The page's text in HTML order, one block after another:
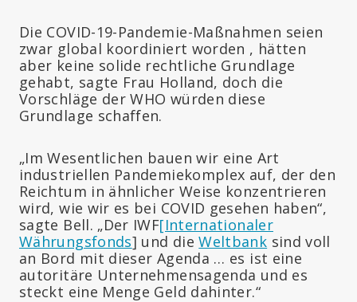
Die COVID-19-Pandemie-Maßnahmen seien
zwar global koordiniert worden , hätten
aber keine solide rechtliche Grundlage
gehabt, sagte Frau Holland, doch die
Vorschläge der WHO würden diese
Grundlage schaffen.
„Im Wesentlichen bauen wir eine Art
industriellen Pandemiekomplex auf, der den
Reichtum in ähnlicher Weise konzentrieren
wird, wie wir es bei COVID gesehen haben“,
sagte Bell. „Der IWF[Internationaler
Währungsfonds] und dieWeltbank sind voll
an Bord mit dieser Agenda … es ist eine
autoritäre Unternehmensagenda und es
steckt eine Menge Geld dahinter.“